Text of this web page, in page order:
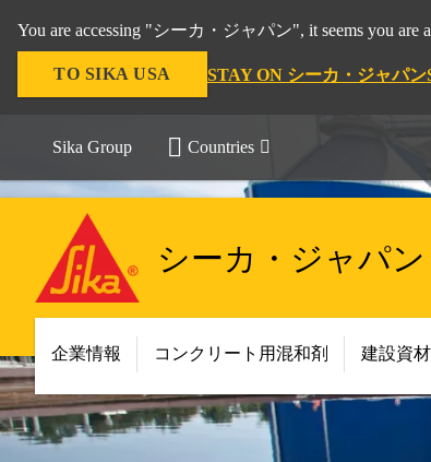
You are accessing "シーカ・ジャパン", it seems you are
TO SIKA USA STAY ON シーカ・ジャパン
Sika Group Countries
シーカ・ジャパン
企業情報 コンクリート用混和剤 建設資材